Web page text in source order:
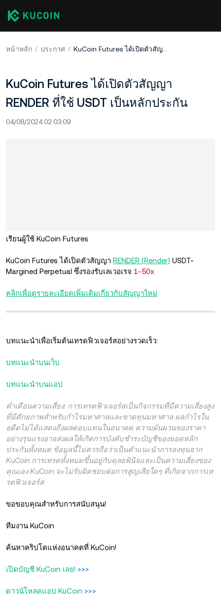
หน้าหลัก ประกาศ KuCoin Futures ได้เปิดตัวสัญญา RENDER ที่ใช้ USDT เป็นหลักประกัน
KuCoin Futures ได้เปิดตัวสัญญา
RENDER ที่ใช้ USDT เป็นหลักประกัน
04/08/2024 02:03:09
เรียนผู้ใช้ KuCoin Futures
KuCoin Futures ได้เปิดตัวสัญญา RENDER (Render) USDT-
Margined Perpetual ซึ่งรองรับเลเวอเรจ 1-50x
คลิกเพื่อดูรายละเอียดเพิ่มเติมเกี่ยวกับสัญญาใหม่
บทแนะนำเพื่อเริ่มต้นเทรดฟิวเจอร์สอย่างรวดเร็ว:
บทแนะนำบนเว็บ
บทแนะนำบนแอป
คำเตือนความเสี่ยง: การเทรดฟิวเจอร์สเป็นกิจกรรมที่มีความเสี่ยงสูง
ที่มีศักยภาพสำหรับกำไรมหาศาลและขาดทุนมหาศาล ผลกำไรใน
อดีตไม่ได้แสดงถึงผลตอบแทนในอนาคต ความผันผวนของราคา
อย่างรุนแรงอาจส่งผลให้เกิดการบังคับชำระบัญชีของยอดหลัก
ประกันทั้งหมด ข้อมูลนี้ไม่ควรถือว่าเป็นคำแนะนำการลงทุนจาก
KuCoin การเทรดทั้งหมดขึ้นอยู่กับดุลยพินิจและเป็นความเสี่ยงของ
คุณเอง KuCoin จะไม่รับผิดชอบต่อการสูญเสียใดๆ ที่เกิดจากการเท
รดฟิวเจอร์ส
ขอขอบคุณสำหรับการสนับสนุน!
ทีมงาน KuCoin
ค้นหาคริปโตแห่งอนาคตที่ KuCoin!
เปิดบัญชี KuCoin เลย! >>>
ดาวน์โหลดแอป KuCoin >>>